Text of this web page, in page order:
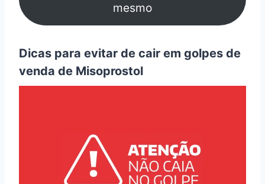
mesmo
Dicas para evitar de cair em golpes de
venda de Misoprostol